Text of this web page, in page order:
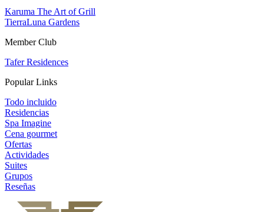
Karuma The Art of Grill
TierraLuna Gardens
Member Club
Tafer Residences
Popular Links
Todo incluido
Residencias
Spa Imagine
Cena gourmet
Ofertas
Actividades
Suites
Grupos
Reseñas